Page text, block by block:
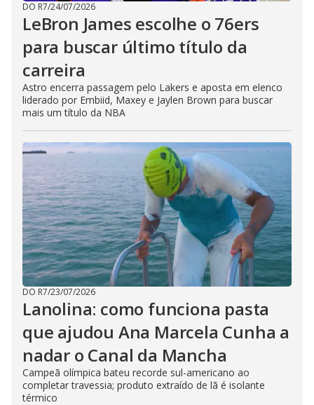
DO R7/24/07/2026
LeBron James escolhe o 76ers
para buscar último título da
carreira
Astro encerra passagem pelo Lakers e aposta em elenco
liderado por Embiid, Maxey e Jaylen Brown para buscar
mais um título da NBA
DO R7/23/07/2026
Lanolina: como funciona pasta
que ajudou Ana Marcela Cunha a
nadar o Canal da Mancha
Campeã olímpica bateu recorde sul-americano ao
completar travessia; produto extraído de lã é isolante
térmico